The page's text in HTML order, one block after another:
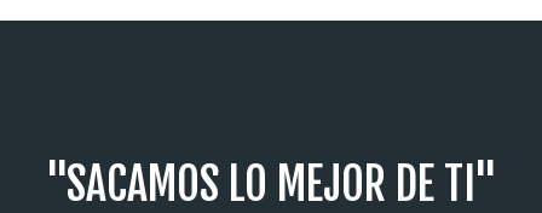
"SACAMOS LO MEJOR DE TI"